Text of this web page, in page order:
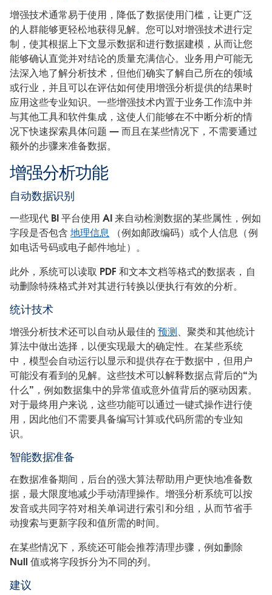
增强技术通常易于使用，降低了数据使用门槛，让更广泛
的人群能够更轻松地获得见解。您可以对增强技术进行定
制，使其根据上下文显示数据和进行数据建模，从而让您
能够确认直觉并对结论的质量充满信心。业务用户可能无
法深入地了解分析技术，但他们确实了解自己所在的领域
或行业，并且可以在评估如何使用增强分析提供的结果时
应用这些专业知识。一些增强技术内置于业务工作流中并
与其他工具和软件集成，这使人们能够在不中断分析的情
况下快速探索具体问题 — 而且在某些情况下，不需要通过
额外的步骤来准备数据。
增强分析功能
自动数据识别
一些现代 BI 平台使用 AI 来自动检测数据的某些属性，例如
字段是否包含地理信息 （例如邮政编码）或个人信息（例
如电话号码或电子邮件地址）。
此外，系统可以读取 PDF 和文本文档等格式的数据表，自
动删除特殊格式并对其进行转换以便执行有效的分析。
统计技术
增强分析技术还可以自动从最佳的预测、聚类和其他统计
算法中做出选择，以便实现最大的确定性。在某些系统
中，模型会自动运行以显示和提供存在于数据中，但用户
可能没有看到的见解。这些技术可以解释数据点背后的“为
什么”，例如数据集中的异常值或意外值背后的驱动因素。
对于最终用户来说，这些功能可以通过一键式操作进行使
用，因此他们不需要具备编写计算或代码所需的专业知
识。
智能数据准备
在数据准备期间，后台的强大算法帮助用户更快地准备数
据，最大限度地减少手动清理操作。增强分析系统可以按
发音或共同字符对相关单词进行索引和分组，从而节省手
动搜索与更新字段和值所需的时间。
在某些情况下，系统还可能会推荐清理步骤，例如删除
Null 值或将字段拆分为不同的列。
建议